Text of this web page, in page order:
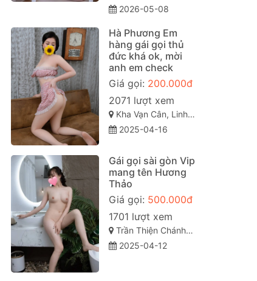
2026-05-08
Hà Phương Em
hàng gái gọi thủ
đức khá ok, mời
anh em check
Giá gọi: 200.000đ
2071 lượt xem
Kha Vạn Cân, Linh Đông, Thủ Đức, Hồ Chí Minh
2025-04-16
Gái gọi sài gòn Vip
mang tên Hương
Thảo
Giá gọi: 500.000đ
1701 lượt xem
Trần Thiện Chánh, Phường 12 (Quận 10), Quận 10 sài gòn
2025-04-12